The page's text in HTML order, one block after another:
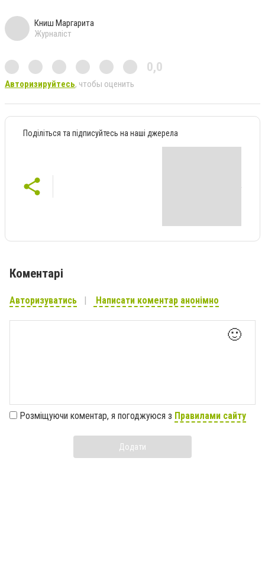
Книш Маргарита
Журналіст
0,0
Авторизируйтесь, чтобы оценить
Поділіться та підписуйтесь на наші джерела
Коментарі
Авторизуватись Написати коментар анонімно
🙂
Розміщуючи коментар, я погоджуюся з Правилами сайту
Додати